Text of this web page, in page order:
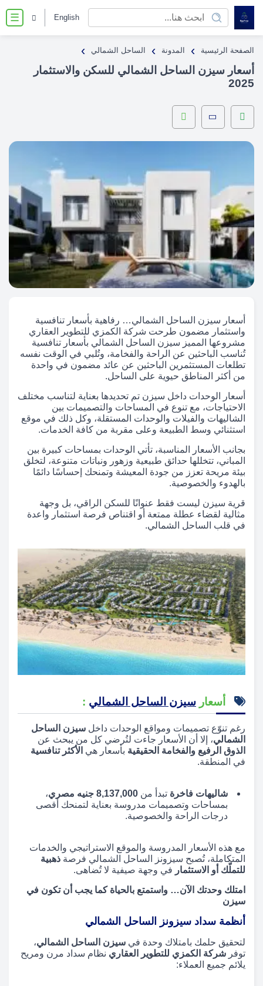
☰ English
الصفحة الرئيسية › المدونة › الساحل الشمالي ›
أسعار سيزن الساحل الشمالي للسكن والاستثمار
2025
أسعار سيزن الساحل الشمالي… رفاهية بأسعار تنافسية
واستثمار مضمون طرحت شركة الكمزي للتطوير العقاري
مشروعها المميز سيزن الساحل الشمالي بأسعار تنافسية
تُناسب الباحثين عن الراحة والفخامة، وتُلبي في الوقت نفسه
تطلعات المستثمرين الباحثين عن عائد مضمون في واحدة
من أكثر المناطق حيوية على الساحل.
أسعار الوحدات داخل سيزن تم تحديدها بعناية لتناسب مختلف
الاحتياجات، مع تنوع في المساحات والتصميمات بين
الشاليهات والفيلات والوحدات المستقلة، وكل ذلك في موقع
استثنائي وسط الطبيعة وعلى مقربة من كافة الخدمات.
بجانب الأسعار المناسبة، تأتي الوحدات بمساحات كبيرة بين
المباني، تتخللها حدائق طبيعية وزهور ونباتات متنوعة، لتخلق
بيئة مريحة تعزز من جودة المعيشة وتمنحك إحساسًا دائمًا
بالهدوء والخصوصية.
قرية سيزن ليست فقط عنوانًا للسكن الراقي، بل وجهة
مثالية لقضاء عطلة ممتعة أو اقتناص فرصة استثمار واعدة
في قلب الساحل الشمالي.
أسعار سيزن الساحل الشمالي :
رغم تنوّع تصميمات ومواقع الوحدات داخل سيزن الساحل
الشمالي، إلا أن الأسعار جاءت لتُرضي كل من يبحث عن
الذوق الرفيع والفخامة الحقيقية بأسعار هي الأكثر تنافسية
في المنطقة.
شاليهات فاخرة تبدأ من 8,137,000 جنيه مصري
،
بمساحات وتصميمات مدروسة بعناية لتمنحك أقصى
درجات الراحة والخصوصية.
مع هذه الأسعار المدروسة والموقع الاستراتيجي والخدمات
المتكاملة، تُصبح سيزونز الساحل الشمالي فرصة ذهبية
للتملّك أو الاستثمار في وجهة صيفية لا تُضاهى.
امتلك وحدتك الآن… واستمتع بالحياة كما يجب أن تكون في
سيزن
أنظمة سداد سيزونز الساحل الشمالي
لتحقيق حلمك بامتلاك وحدة في سيزن الساحل الشمالي،
توفر شركة الكمزي للتطوير العقاري نظام سداد مرن ومريح
يلائم جميع العملاء: